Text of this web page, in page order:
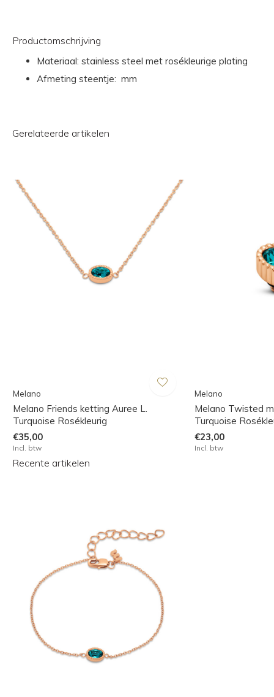
Productomschrijving
Materiaal: stainless steel met rosékleurige plating
Afmeting steentje: mm
Gerelateerde artikelen
Melano
Melano Friends ketting Auree L.
Turquoise Rosékleurig
€35,00
Incl. btw
Melano
Melano Twisted
Turquoise
€23,00
Incl. btw
Recente artikelen